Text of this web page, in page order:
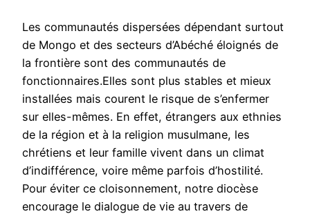
Les communautés dispersées dépendant surtout
de Mongo et des secteurs d’Abéché éloignés de
la frontière sont des communautés de
fonctionnaires.Elles sont plus stables et mieux
installées mais courent le risque de s’enfermer
sur elles-mêmes. En effet, étrangers aux ethnies
de la région et à la religion musulmane, les
chrétiens et leur famille vivent dans un climat
d’indifférence, voire même parfois d’hostilité.
Pour éviter ce cloisonnement, notre diocèse
encourage le dialogue de vie au travers de